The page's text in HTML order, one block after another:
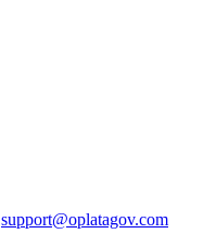
support@oplatagov.com